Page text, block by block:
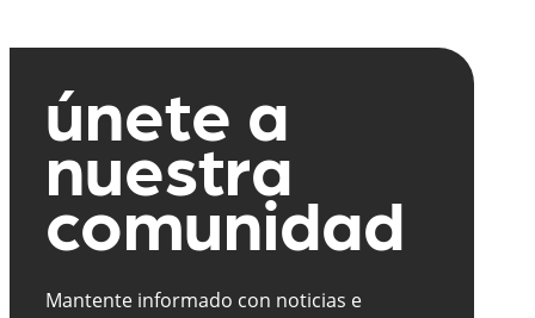
únete a
nuestra
comunidad
Mantente informado con noticias e